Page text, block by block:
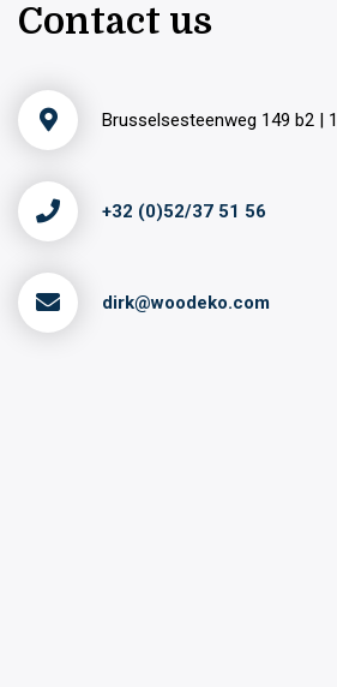
Contact us
Brusselsesteenweg 149 b2 |
+32 (0)52/37 51 56
dirk@woodeko.com